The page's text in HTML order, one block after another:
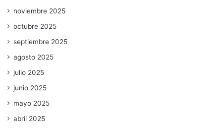
noviembre 2025
octubre 2025
septiembre 2025
agosto 2025
julio 2025
junio 2025
mayo 2025
abril 2025